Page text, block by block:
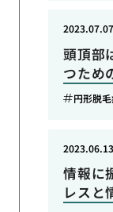
頭頂部
つため
2023.07.07
円形脱
情報に
レスと
2023.06.13